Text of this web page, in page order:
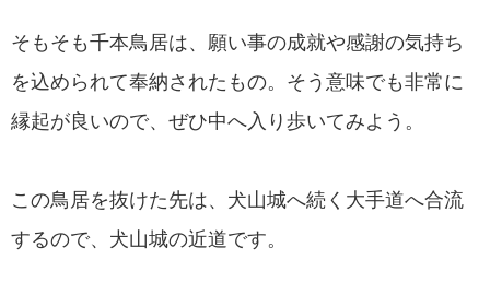
そもそも千本鳥居は、願い事の成就や感謝の気持ち
を込められて奉納されたもの。そう意味でも非常に
縁起が良いので、ぜひ中へ入り歩いてみよう。
この鳥居を抜けた先は、犬山城へ続く大手道へ合流
するので、犬山城の近道です。